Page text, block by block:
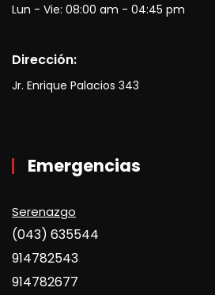
Lun - Vie: 08:00 am - 04:45 pm
Dirección:
Jr. Enrique Palacios 343
Emergencias
Serenazgo
(043) 635544
914782543
914782677